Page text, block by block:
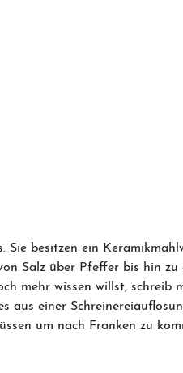
besitzen ein
Salz über Pfeffer bis hin
mehr wissen willst, schreib
aus einer
um nach Franken zu